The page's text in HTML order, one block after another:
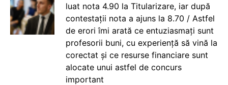
luat nota 4.90 la Titularizare, iar după
contestații nota a ajuns la 8.70 / Astfel
de erori îmi arată ce entuziasmați sunt
profesorii buni, cu experiență să vină la
corectat și ce resurse financiare sunt
alocate unui astfel de concurs
important